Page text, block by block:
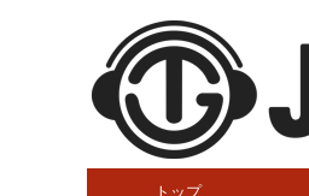
トップ